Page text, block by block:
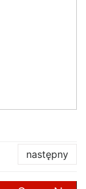
następny